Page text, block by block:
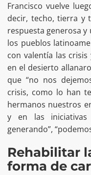
Francisco vuelve
decir, techo, tierra y
respuesta generosa y
los pueblos
con valentía las
en el desierto
que “no nos
crisis, como lo han
hermanos nuestros
y en las
generando”,
Rehabilitar
forma de